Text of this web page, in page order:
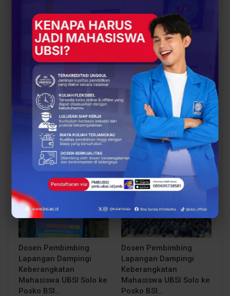
PREV POST
Keren! Dua Mahasiswi
UBSI Kampus Margonda
Lolos IISMA dan Student
Mobility, Berbagi
Inspirasi di BKOT 2025
NEXT POST
Mahasiswa Universitas
BSI Memberikan
Edukasi dan Pemaparan
Pengaruh Gadget Pada
Usia Dini Pada TPA
Baitul Manshurin
Cibinong
All
You Might Also Like
Dosen Pembimbing
Lapangan Dampingi
Keberangkatan
Mahasiswa UBSI Solo ke
Posko BSI…
BERITA
Dosen Pembimbing
Lapangan Dampingi
Keberangkatan
Mahasiswa UBSI Solo ke
Posko BSI…